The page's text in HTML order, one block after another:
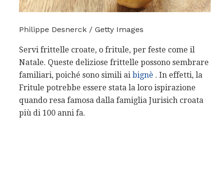
Philippe Desnerck / Getty Images
Servi frittelle croate, o fritule, per feste come il
Natale. Queste deliziose frittelle possono sembrare
familiari, poiché sono simili ai bignè . In effetti, la
Fritule potrebbe essere stata la loro ispirazione
quando resa famosa dalla famiglia Jurisich croata
più di 100 anni fa.